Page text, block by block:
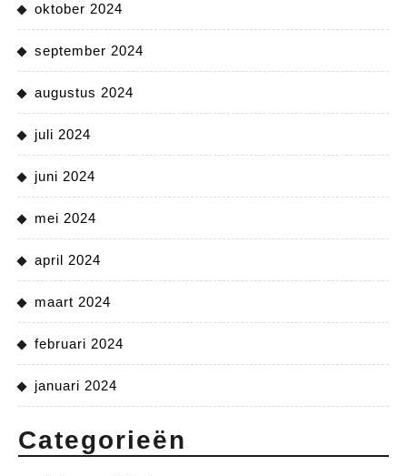
oktober 2024
september 2024
augustus 2024
juli 2024
juni 2024
mei 2024
april 2024
maart 2024
februari 2024
januari 2024
Categorieën